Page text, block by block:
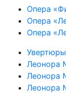
Опера
Опера
Опера
Увертюры
Леонора
Леонора
Леонора